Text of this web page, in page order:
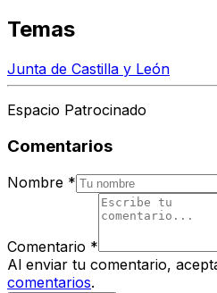
Temas
Junta de Castilla y León
Espacio Patrocinado
Comentarios
Nombre *
Comentario *
Al enviar tu comentario,
comentarios.